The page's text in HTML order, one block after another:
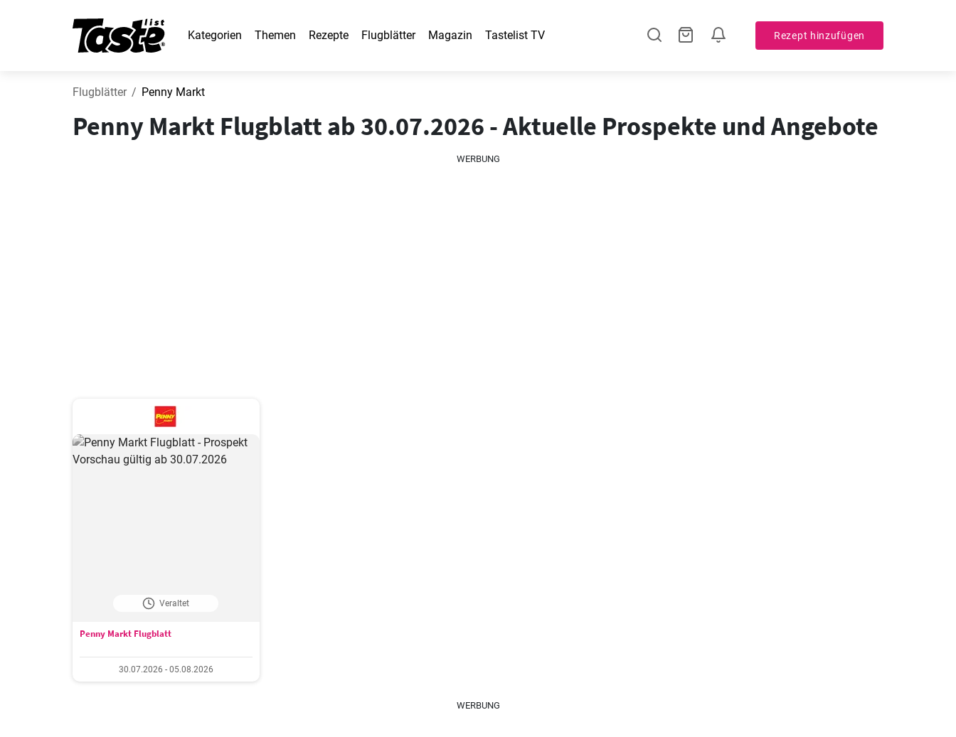
Kategorien Themen Rezepte Flugblätter Magazin Tastelist TV Rezept hinzufügen
Flugblätter Penny Markt
Penny Markt Flugblatt ab 30.07.2026 - Aktuelle Prospekte und Angebote
WERBUNG
Veraltet
Penny Markt Flugblatt
30.07.2026 - 05.08.2026
WERBUNG